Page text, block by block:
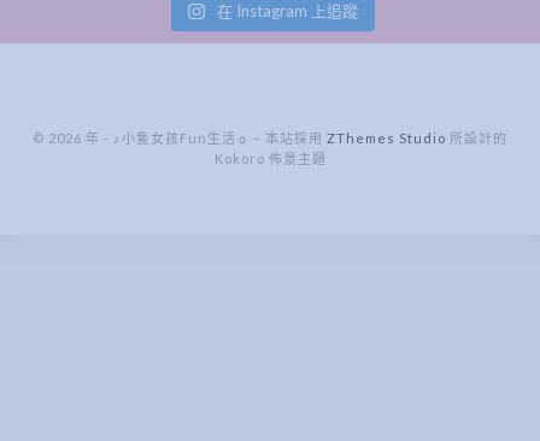
在 Instagram 上追蹤
© 2026 年 - ♪小隻女孩Fun生活☼ – 本站採用 ZThemes Studio 所設計的
Kokoro 佈景主題